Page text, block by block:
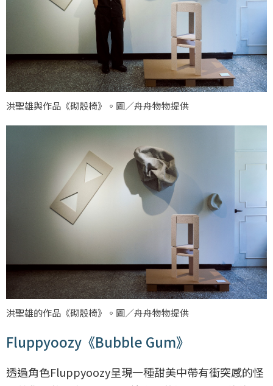
洪聖雄與作品《砌殼椅》。圖／舟舟物物提供
洪聖雄的作品《砌殼椅》。圖／舟舟物物提供
Fluppyoozy《Bubble Gum》
透過角色Fluppyoozy呈現一種甜美中帶有衝突感的怪